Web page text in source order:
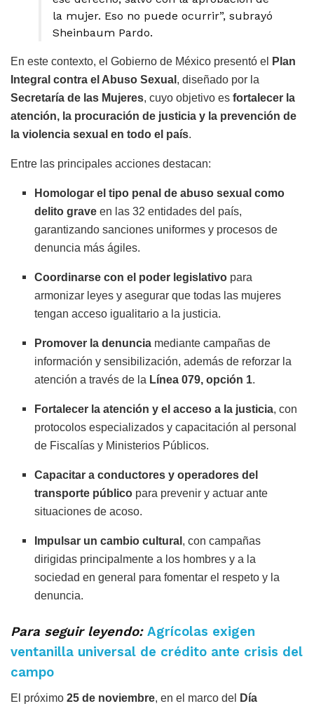
la mujer. Eso no puede ocurrir”, subrayó
Sheinbaum Pardo.
En este contexto, el Gobierno de México presentó el
Plan
Integral contra el Abuso Sexual , diseñado por la
Secretaría de las Mujeres, cuyo objetivo es fortalecer la
atención, la procuración de justicia y la prevención de
la violencia sexual en todo el país.
Entre las principales acciones destacan:
Homologar el tipo penal de abuso sexual como
delito grave en las 32 entidades del país,
garantizando sanciones uniformes y procesos de
denuncia más ágiles.
Coordinarse con el poder legislativo para
armonizar leyes y asegurar que todas las mujeres
tengan acceso igualitario a la justicia.
Promover la denuncia mediante campañas de
información y sensibilización, además de reforzar la
atención a través de la Línea 079, opción 1.
Fortalecer la atención y el acceso a la justicia, con
protocolos especializados y capacitación al personal
de Fiscalías y Ministerios Públicos.
Capacitar a conductores y operadores del
transporte público para prevenir y actuar ante
situaciones de acoso.
Impulsar un cambio cultural , con campañas
dirigidas principalmente a los hombres y a la
sociedad en general para fomentar el respeto y la
denuncia.
Para seguir leyendo: Agrícolas exigen
ventanilla universal de crédito ante crisis del
campo
El próximo 25 de noviembre, en el marco del Día